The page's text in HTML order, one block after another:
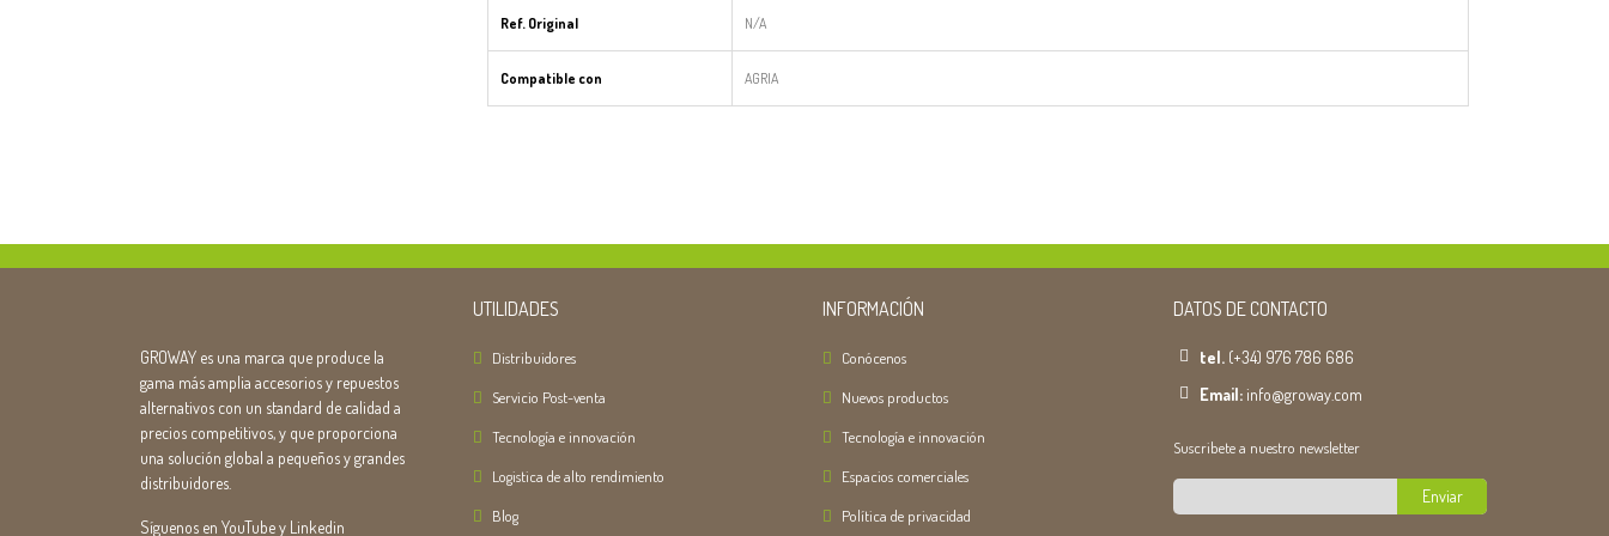
Ref. Original N/A
Compatible con AGRIA
GROWAY es una marca que produce la
gama más amplia accesorios y repuestos
alternativos con un standard de calidad a
precios competitivos, y que proporciona
una solución global a pequeños y grandes
distribuidores.
Síguenos en YouTube y Linkedin
UTILIDADES
Distribuidores
Servicio Post-venta
Tecnología e innovación
Logistica de alto rendimiento
Blog
INFORMACIÓN
Conócenos
Nuevos productos
Tecnología e innovación
Espacios comerciales
Política de privacidad
DATOS DE CONTACTO
tel. (+34) 976 786 686
Email: info@groway.com
Suscribete a nuestro newsletter
Enviar